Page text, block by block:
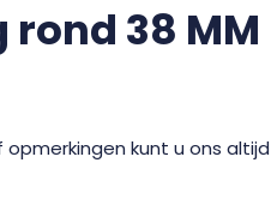
38 MM
kunt u ons altijd